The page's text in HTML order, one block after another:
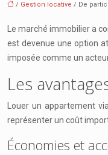
/ Gestion locative / De
Le marché immobilier a
est devenue une option
imposée comme un
Les
Louer un appartement
représenter un coût
Économies et